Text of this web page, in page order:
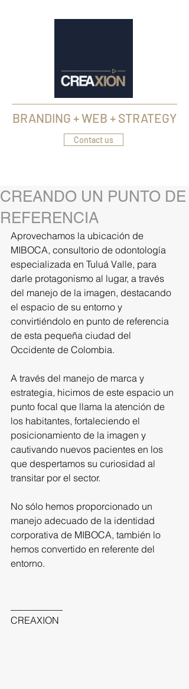
BRANDING + WEB + STRATEGY
Contact us
CREANDO UN PUNTO DE
REFERENCIA
Aprovechamos la ubicación de
MIBOCA, consultorio de odontología
especializada en Tuluá Valle, para
darle protagonismo al lugar, a través
del manejo de la imagen, destacando
el espacio de su entorno y
convirtiéndolo en punto de referencia
de esta pequeña ciudad del
Occidente de Colombia.
A través del manejo de marca y
estrategia, hicimos de este espacio un
punto focal que llama la atención de
los habitantes, fortaleciendo el
posicionamiento de la imagen y
cautivando nuevos pacientes en los
que despertamos su curiosidad al
transitar por el sector.
No sólo hemos proporcionado un
manejo adecuado de la identidad
corporativa de MIBOCA, también lo
hemos convertido en referente del
entorno.
CREAXION